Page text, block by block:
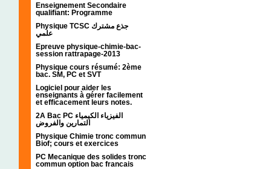
Enseignement Secondaire
qualifiant: Programme
Physique TCSC جذع مشترك
علمي
Epreuve physique-chimie-bac-
session rattrapage-2013
Physique cours résumé: 2ème
bac. SM, PC et SVT
Logiciel pour aider les
enseignants à gérer facilement
et efficacement leurs notes.
2A Bac PC الفيزياء الكيمياء
التمارين والفروض
Physique Chimie tronc commun
Biof; cours et exercices
PC Mecanique des solides tronc
commun option bac francais